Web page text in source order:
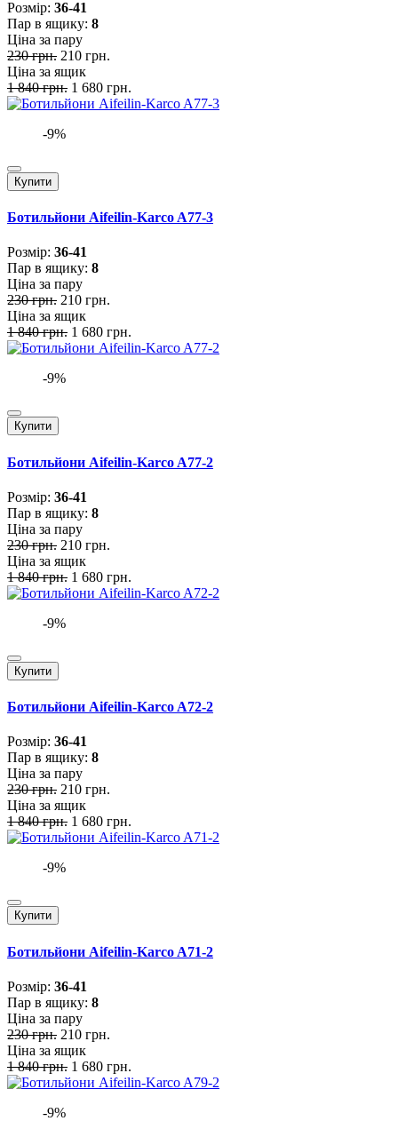
Розмiр: 36-41
Пар в ящику: 8
Ціна за пару
230 грн. 210 грн.
Ціна за ящик
1 840 грн. 1 680 грн.
-9%
Купити
Ботильйони Aifeilin-Karco A77-3
Розмiр: 36-41
Пар в ящику: 8
Ціна за пару
230 грн. 210 грн.
Ціна за ящик
1 840 грн. 1 680 грн.
-9%
Купити
Ботильйони Aifeilin-Karco A77-2
Розмiр: 36-41
Пар в ящику: 8
Ціна за пару
230 грн. 210 грн.
Ціна за ящик
1 840 грн. 1 680 грн.
-9%
Купити
Ботильйони Aifeilin-Karco A72-2
Розмiр: 36-41
Пар в ящику: 8
Ціна за пару
230 грн. 210 грн.
Ціна за ящик
1 840 грн. 1 680 грн.
-9%
Купити
Ботильйони Aifeilin-Karco A71-2
Розмiр: 36-41
Пар в ящику: 8
Ціна за пару
230 грн. 210 грн.
Ціна за ящик
1 840 грн. 1 680 грн.
-9%